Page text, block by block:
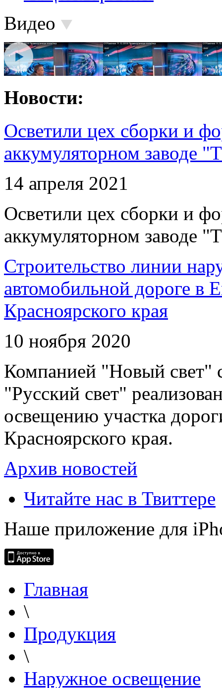
Видео
Новости:
Осветили цех сборки и
аккумуляторном заводе
14 апреля 2021
Осветили цех сборки и
аккумуляторном заводе
Строительство линии
автомобильной дороге в
Красноярского края
10 ноября 2020
Компанией "Новый свет"
"Русский свет"
освещению участка
Красноярского края.
Архив новостей
Читайте нас в Твиттере
Наше приложение для
Главная
\
Продукция
\
Наружное освещение